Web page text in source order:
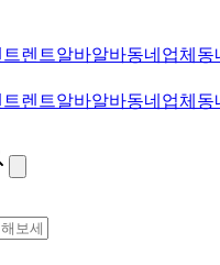
렌트알바알바동네업체 동
렌트알바알바동네업체 동